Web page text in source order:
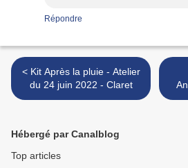
Répondre
< Kit Après la pluie - Atelier
du 24 juin 2022 - Claret
Hébergé par Canalblog
Top articles